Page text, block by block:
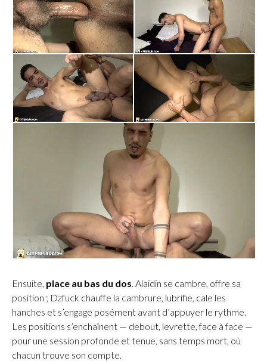
Ensuite, place au bas du dos . Alaïdin se cambre, offre sa
position ; Dzfuck chauffe la cambrure, lubrifie, cale les
hanches et s’engage posément avant d’appuyer le rythme.
Les positions s’enchaînent — debout, levrette, face à face —
pour une session profonde et tenue, sans temps mort, où
chacun trouve son compte.